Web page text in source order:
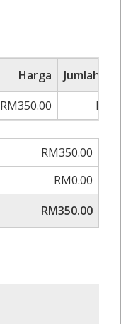
Harga
Jumlah
RM350.00
RM350.00
RM0.00
RM350.00